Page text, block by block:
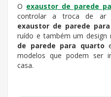
O exaustor de parede
controlar a troca de ar
exaustor de parede
ruído e também um design
de parede para quarto
modelos que podem ser
casa.